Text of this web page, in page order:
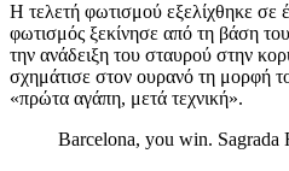
Η τελετή φωτισμού εξελίχθηκε σε
φωτισμός ξεκίνησε από τη βάση
την ανάδειξη του σταυρού στην
σχημάτισε στον ουρανό τη μορφή
«πρώτα αγάπη, μετά τεχνική».
Barcelona, you win. Sagrada